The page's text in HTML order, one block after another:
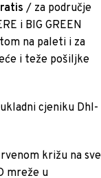
/ za područje
i BIG GREEN
na paleti i za
i teže pošiljke
cjeniku Dhl-
križu na sve
mreže u